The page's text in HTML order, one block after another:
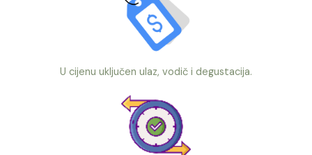
U cijenu uključen ulaz, vodič i degustacija.